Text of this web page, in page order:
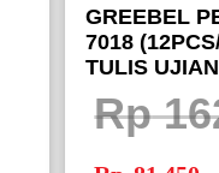
GREEBEL
7018
TULIS
PENSIL
Rp
Harga